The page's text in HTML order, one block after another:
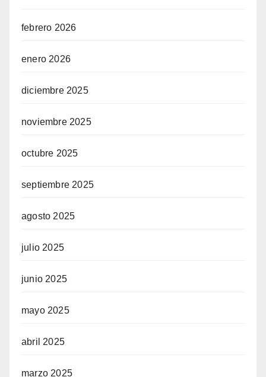
febrero 2026
enero 2026
diciembre 2025
noviembre 2025
octubre 2025
septiembre 2025
agosto 2025
julio 2025
junio 2025
mayo 2025
abril 2025
marzo 2025